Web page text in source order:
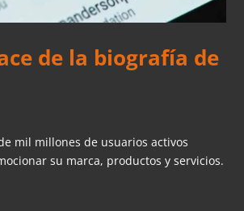
de la biografía de
mil millones de usuarios activos
su marca, productos y servicios.